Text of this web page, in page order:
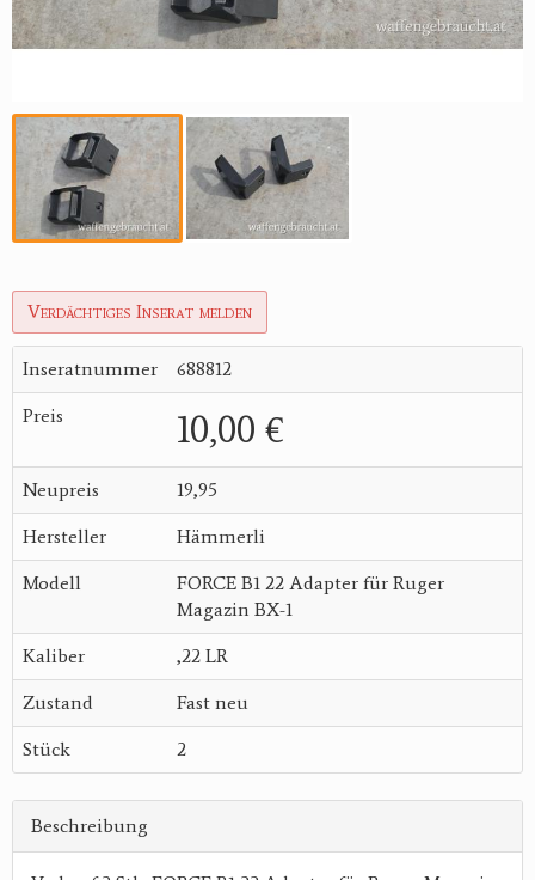
Verdächtiges Inserat melden
Inseratnummer 688812
Preis 10,00 €
Neupreis 19,95
Hersteller Hämmerli
Modell
FORCE B1 22 Adapter für Ruger
Magazin BX-1
Kaliber ,22 LR
Zustand Fast neu
Stück 2
Beschreibung